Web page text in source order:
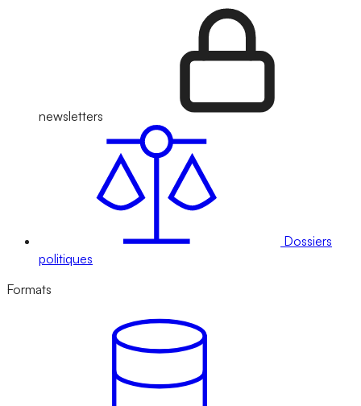
newsletters
Dossiers
politiques
Formats